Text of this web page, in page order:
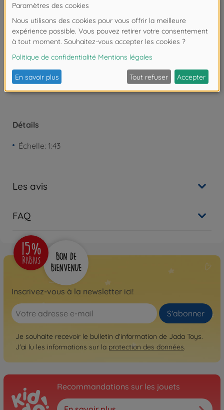
emblématiques - des voitures de collection aux
voitures de sport modernes.
Attention ! Ne convient pas aux enfants de
moins de 3 ans. Risque d'asphyxie lié à la
présence de pièces de petite taille.
Détails
Échelle: 1:43
Les avis
FAQ
Inscrivez-vous à la newsletter ici!
S'abonner
Je souhaite recevoir le bulletin d'information de Jada Toys.
J'ai lu les informations sur la protection des données.
Recommandations sur les jouets